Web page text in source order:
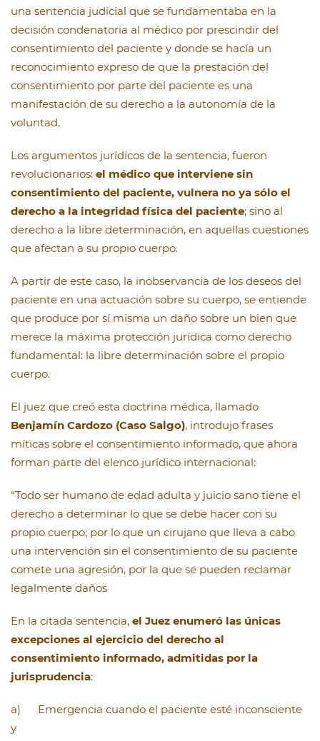
una sentencia judicial que se fundamentaba en la
decisión condenatoria al médico por prescindir del
consentimiento del paciente y donde se hacía un
reconocimiento expreso de que la prestación del
consentimiento por parte del paciente es una
manifestación de su derecho a la autonomía de la
voluntad.
Los argumentos jurídicos de la sentencia, fueron
revolucionarios: el médico que interviene sin
consentimiento del paciente, vulnera no ya sólo el
derecho a la integridad física del paciente; sino al
derecho a la libre determinación, en aquellas cuestiones
que afectan a su propio cuerpo.
A partir de este caso, la inobservancia de los deseos del
paciente en una actuación sobre su cuerpo, se entiende
que produce por sí misma un daño sobre un bien que
merece la máxima protección jurídica como derecho
fundamental: la libre determinación sobre el propio
cuerpo.
El juez que creó esta doctrina médica, llamado
Benjamín Cardozo (Caso Salgo), introdujo frases
míticas sobre el consentimiento informado, que ahora
forman parte del elenco jurídico internacional:
“Todo ser humano de edad adulta y juicio sano tiene el
derecho a determinar lo que se debe hacer con su
propio cuerpo; por lo que un cirujano que lleva a cabo
una intervención sin el consentimiento de su paciente
comete una agresión, por la que se pueden reclamar
legalmente daños
En la citada sentencia, el Juez enumeró las únicas
excepciones al ejercicio del derecho al
consentimiento informado, admitidas por la
jurisprudencia:
a) Emergencia cuando el paciente esté inconsciente
y